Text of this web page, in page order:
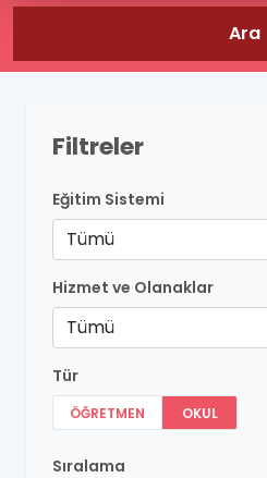
Filtreler
Eğitim Sistemi
Tümü
Hizmet ve Olanaklar
Tümü
Tür
ÖĞRETMEN OKUL
Sıralama